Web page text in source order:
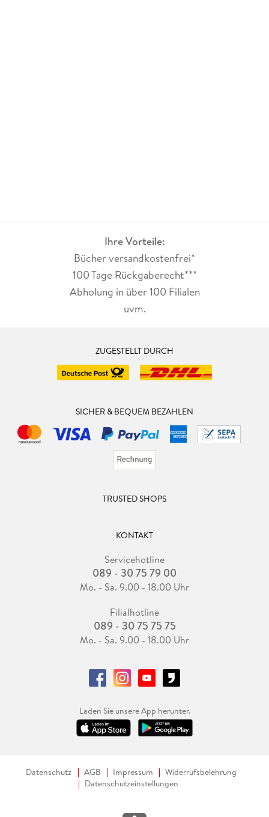
Ihre Vorteile:
Bücher versandkostenfrei*
100 Tage Rückgaberecht***
Abholung in über 100 Filialen
uvm.
ZUGESTELLT DURCH
SICHER & BEQUEM BEZAHLEN
TRUSTED SHOPS
KONTAKT
Servicehotline
089 - 30 75 79 00
Mo. - Sa. 9.00 - 18.00 Uhr
Filialhotline
089 - 30 75 75 75
Mo. - Sa. 9.00 - 18.00 Uhr
Laden Sie unsere App herunter.
Datenschutz AGB Impressum
Widerrufsbelehrung
Datenschutzeinstellungen